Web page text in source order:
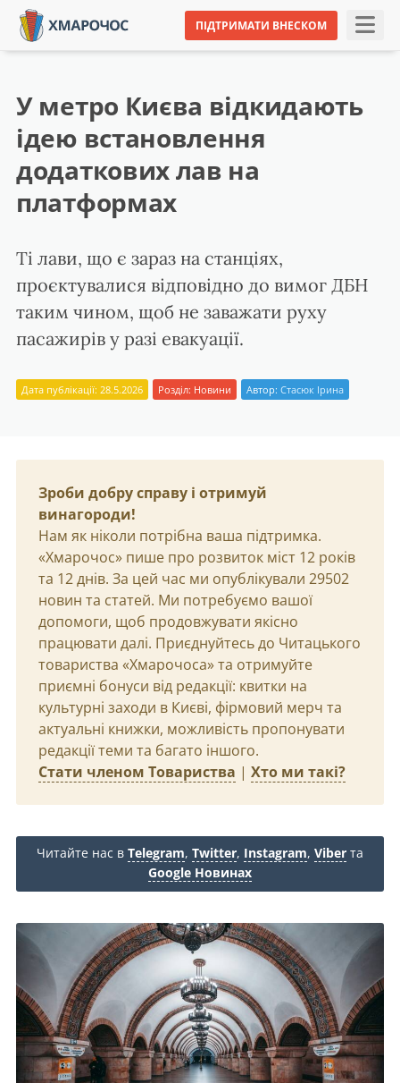
ПІДТРИМАТИ ВНЕСКОМ
У метро Києва відкидають
ідею встановлення
додаткових лав на
платформах
Ті лави, що є зараз на станціях,
проєктувалися відповідно до вимог ДБН
таким чином, щоб не заважати руху
пасажирів у разі евакуації.
Дата публікації: 28.5.2026 Розділ: Новини Автор: Стасюк Ірина
Зроби добру справу і отримуй
винагороди!
Нам як ніколи потрібна ваша підтримка.
«Хмарочос» пише про розвиток міст 12 років
та 12 днів. За цей час ми опублікували 29502
новин та статей. Ми потребуємо вашої
допомоги, щоб продовжувати якісно
працювати далі. Приєднуйтесь до Читацького
товариства «Хмарочоса» та отримуйте
приємні бонуси від редакції: квитки на
культурні заходи в Києві, фірмовий мерч та
актуальні книжки, можливість пропонувати
редакції теми та багато іншого.
Стати членом Товариства | Хто ми такі?
Читайте нас в Telegram, Twitter, Instagram, Viber та
Google Новинах